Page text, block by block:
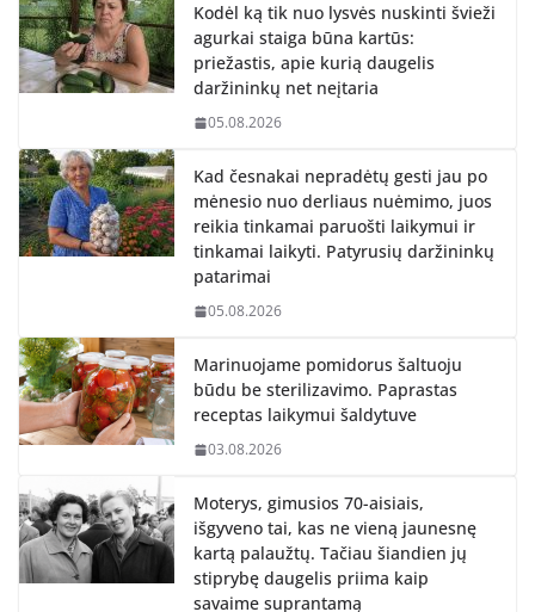
Kodėl ką tik nuo lysvės nuskinti švieži
agurkai staiga būna kartūs:
priežastis, apie kurią daugelis
daržininkų net neįtaria
05.08.2026
Kad česnakai nepradėtų gesti jau po
mėnesio nuo derliaus nuėmimo, juos
reikia tinkamai paruošti laikymui ir
tinkamai laikyti. Patyrusių daržininkų
patarimai
05.08.2026
Marinuojame pomidorus šaltuoju
būdu be sterilizavimo. Paprastas
receptas laikymui šaldytuve
03.08.2026
Moterys, gimusios 70-aisiais,
išgyveno tai, kas ne vieną jaunesnę
kartą palaužtų. Tačiau šiandien jų
stiprybę daugelis priima kaip
savaime suprantamą